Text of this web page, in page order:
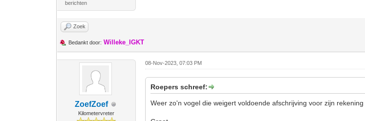
berichten
Zoek
Bedankt door: Willeke_IGKT
ZoefZoef
Kilometervreter
08-Nov-2023, 07:03 PM
Roepers schreef:
Weer zo'n vogel die weigert voldoende afschrijving voor zijn rekening